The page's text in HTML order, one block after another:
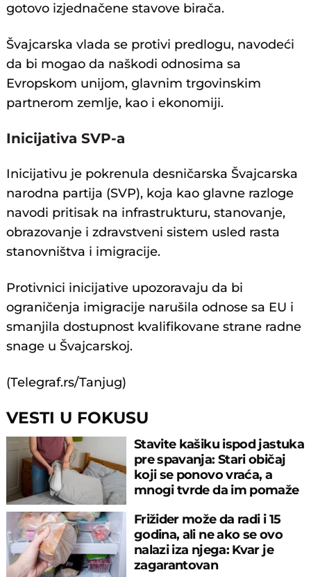
gotovo izjednačene stavove birača.
Švajcarska vlada se protivi predlogu, navodeći
da bi mogao da naškodi odnosima sa
Evropskom unijom, glavnim trgovinskim
partnerom zemlje, kao i ekonomiji.
Inicijativa SVP-a
Inicijativu je pokrenula desničarska Švajcarska
narodna partija (SVP), koja kao glavne razloge
navodi pritisak na infrastrukturu, stanovanje,
obrazovanje i zdravstveni sistem usled rasta
stanovništva i imigracije.
Protivnici inicijative upozoravaju da bi
ograničenja imigracije narušila odnose sa EU i
smanjila dostupnost kvalifikovane strane radne
snage u Švajcarskoj.
(Telegraf.rs/Tanjug)
VESTI U FOKUSU
Stavite kašiku ispod jastuka
pre spavanja: Stari običaj
koji se ponovo vraća, a
mnogi tvrde da im pomaže
Frižider može da radi i 15
godina, ali ne ako se ovo
nalazi iza njega: Kvar je
zagarantovan